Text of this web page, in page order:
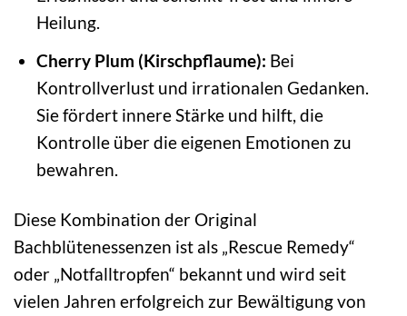
Heilung.
Cherry Plum (Kirschpflaume): Bei
Kontrollverlust und irrationalen Gedanken.
Sie fördert innere Stärke und hilft, die
Kontrolle über die eigenen Emotionen zu
bewahren.
Diese Kombination der Original
Bachblütenessenzen ist als „Rescue Remedy“
oder „Notfalltropfen“ bekannt und wird seit
vielen Jahren erfolgreich zur Bewältigung von